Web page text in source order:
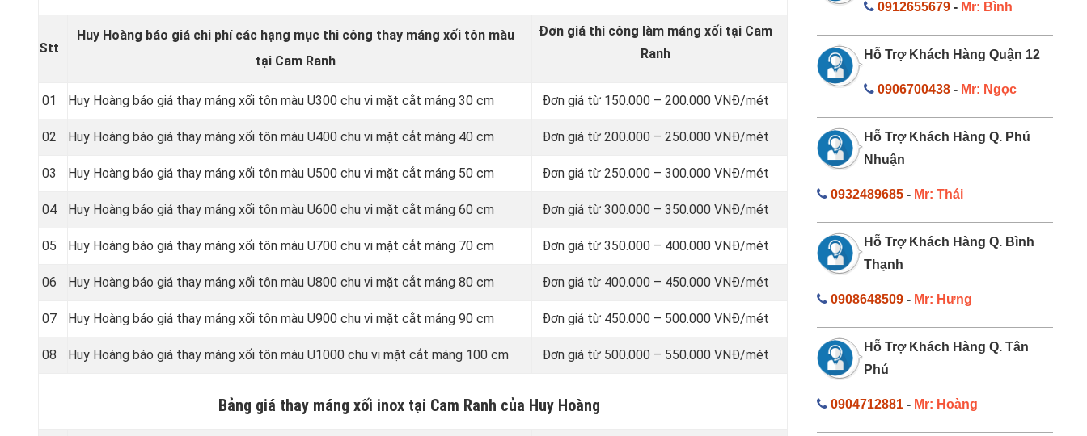
Stt
Huy Hoàng báo giá chi phí các hạng mục thi công thay máng xối tôn màu
tại Cam Ranh
Đơn giá thi công làm máng xối tại Cam
Ranh
01 Huy Hoàng báo giá thay máng xối tôn màu U300 chu vi mặt cắt máng 30 cm Đơn giá từ 150.000 – 200.000 VNĐ/mét
02 Huy Hoàng báo giá thay máng xối tôn màu U400 chu vi mặt cắt máng 40 cm Đơn giá từ 200.000 – 250.000 VNĐ/mét
03 Huy Hoàng báo giá thay máng xối tôn màu U500 chu vi mặt cắt máng 50 cm Đơn giá từ 250.000 – 300.000 VNĐ/mét
04 Huy Hoàng báo giá thay máng xối tôn màu U600 chu vi mặt cắt máng 60 cm Đơn giá từ 300.000 – 350.000 VNĐ/mét
05 Huy Hoàng báo giá thay máng xối tôn màu U700 chu vi mặt cắt máng 70 cm Đơn giá từ 350.000 – 400.000 VNĐ/mét
06 Huy Hoàng báo giá thay máng xối tôn màu U800 chu vi mặt cắt máng 80 cm Đơn giá từ 400.000 – 450.000 VNĐ/mét
07 Huy Hoàng báo giá thay máng xối tôn màu U900 chu vi mặt cắt máng 90 cm Đơn giá từ 450.000 – 500.000 VNĐ/mét
08 Huy Hoàng báo giá thay máng xối tôn màu U1000 chu vi mặt cắt máng 100 cm Đơn giá từ 500.000 – 550.000 VNĐ/mét
Bảng giá thay máng xối inox tại Cam Ranh của Huy Hoàng
0912655679 - Mr: Bình
Hỗ Trợ Khách Hàng Quận 12
0906700438 - Mr: Ngọc
Hỗ Trợ Khách Hàng Q. Phú
Nhuận
0932489685- Mr: Thái
Hỗ Trợ Khách Hàng Q. Bình
Thạnh
0908648509- Mr: Hưng
Hỗ Trợ Khách Hàng Q. Tân
Phú
0904712881- Mr: Hoàng